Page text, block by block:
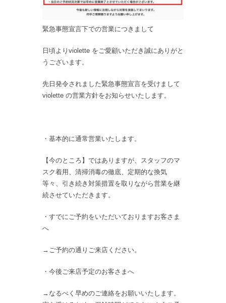
緊急事態宣言下での営業につきまして
日頃よりviolette をご愛顧いただき誠にありがと
うございます。
先日発令されました緊急事態宣言を受けまして
violette の営業方針をお知らせいたします。
・基本的に通常営業いたします。
【今のところ】ではありますが、スタッフのマ
スク着用、清掃消毒の徹底、定期的な換気
等々、引き続き対策措置を取りながら営業を継
続させていただきます。
・すでにご予約をいただいておりますお客さま
へ
→ご予約の通りご来店ください。
・今後ご来店予定のお客さまへ
→なるべく早めのご連絡をお願いいたします。